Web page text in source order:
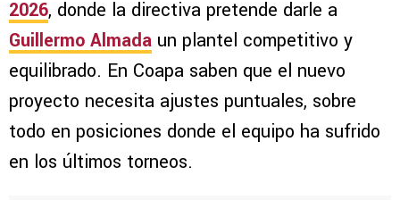
2026, donde la directiva pretende darle a
Guillermo Almada un plantel competitivo y
equilibrado. En Coapa saben que el nuevo
proyecto necesita ajustes puntuales, sobre
todo en posiciones donde el equipo ha sufrido
en los últimos torneos.